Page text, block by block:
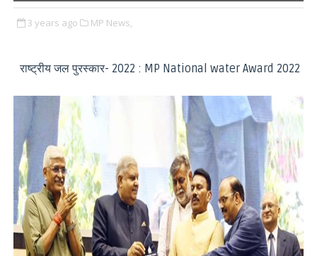
3 years ago MP News,
राष्ट्रीय जल पुरस्कार- 2022 : MP National water Award 2022